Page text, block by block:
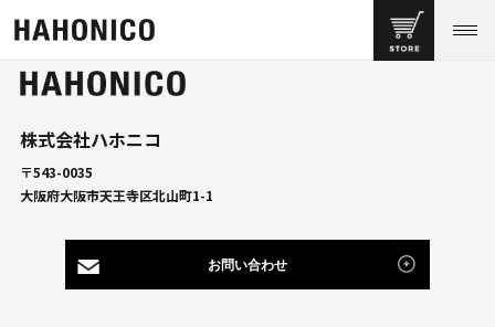
株式会社ハホニコ
〒543-0035
大阪府大阪市天王寺区北山町1-1
お問い合わせ